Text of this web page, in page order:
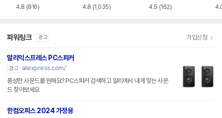
4.8 (816) 4.8 (1,035) 4.5 (162)
파워링크 광고 가입신청
알리익스프레스 PC스피커
광고
aliexpress.com/
풍성한 사운드를 원해요? PC스피커 검색하고 알리에서 내게 맞는 사운
드 찾아보세요
한컴오피스 2024 가정용